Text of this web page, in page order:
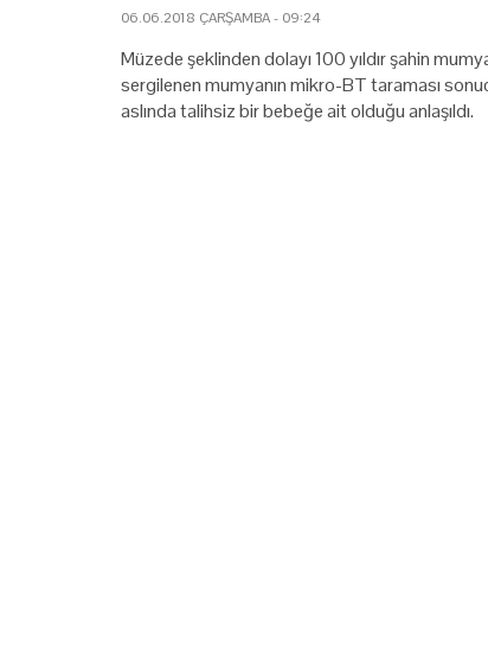
06.06.2018 ÇARŞAMBA - 09:24
Müzede şeklinden dolayı 100 yıldır şahin
sergilenen mumyanın mikro-BT taraması
aslında talihsiz bir bebeğe ait olduğu anlaşıldı.